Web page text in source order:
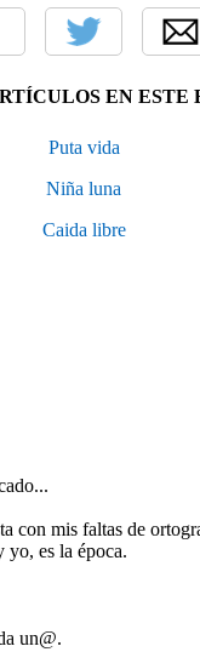
EN ESTE
Puta vida
Niña luna
Caida libre
con mis faltas de
yo, es la época.
un@.